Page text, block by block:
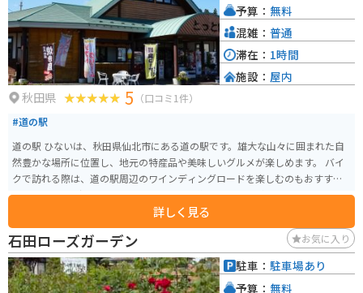
楽しめる、秋田観光の拠点に最適な場所です。
秋田県 5 （口コミ1件）
#道の駅
道の駅 ひないは、秋田県仙北市にある道の駅です。雄大な山々に囲まれた自
然豊かな場所に位置し、地元の特産品や美味しいグルメが楽しめます。 バイ
クで訪れる際は、道の駅周辺のワインディングロードを楽しむのもおすすめ
です。特に、田沢湖や乳頭山へのルートは絶景ポイントが多いので、ぜひ立
名です。道の駅 ひないでは、これらの特産品を使った料理や、地元で採れた
新鮮な野菜を使った料理などを味わうことができます。また、お土産コーナ
ーも充実しており、旅の思い出にぴったりな一品が見つかるはずです。
詳しく見る
予算： 無料
混雑： 普通
滞在： 1時間
施設： 屋内
石田ローズガーデン お気に入り
駐車： 駐車場あり
予算： 無料